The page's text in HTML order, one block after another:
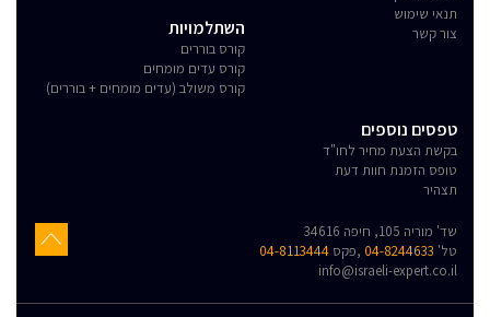
תנאי שימוש
צור קשר
השתלמויות
קורס בוררים
קורס עדים מומחים
קורס משולב (עדים מומחים + בוררים)
טפסים נוספים
בקשת הצעת מחיר לחו"ד
טופס הזמנת חוות דעת
תצהיר
שד' מוריה 105, חיפה 34616
טל' 04-8244633 ,פקס 04-8113444
info@israeli-expert.co.il